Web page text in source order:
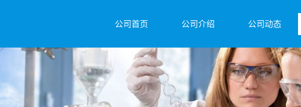
公司首页 公司介绍 公司动态